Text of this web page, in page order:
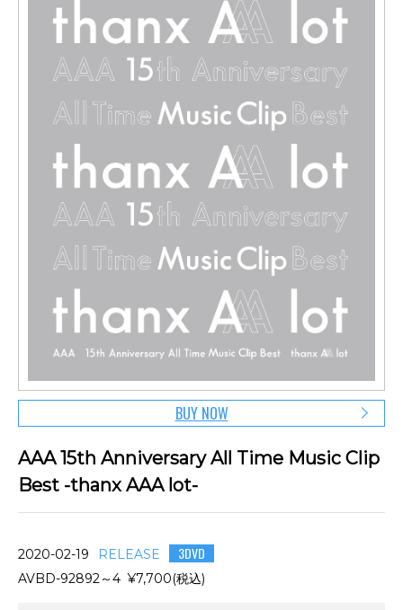
BUY NOW
AAA 15th Anniversary All Time Music Clip
Best -thanx AAA lot-
2020-02-19 RELEASE 3DVD
AVBD-92892～4 ¥7,700(税込)